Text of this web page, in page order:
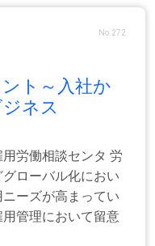
No.272
ト～入社か
ネス
労働相談センタ 労
ローバル化におい
ーズが高まってい
管理において留意